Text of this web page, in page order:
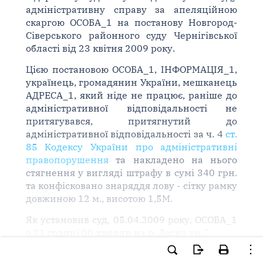
адміністративну справу за апеляційною
скаргою ОСОБА_1 на постанову Новгород-
Сіверського районного суду Чернігівської
області від 23 квітня 2009 року.
Цією постановою ОСОБА_1, ІНФОРМАЦІЯ_1,
українець, громадянин України, мешканець
АДРЕСА_1, який ніде не працює, раніше до
адміністративної відповідальності не
притягувався, притягнутий до
адміністративної відповідальності за ч. 4ст.
85 Кодексу України про адміністративні
правопорушеннята накладено на нього
стягнення у вигляді штрафу в сумі 340 грн.
та конфісковано знаряддя лову - сітку рамку
довжиною 12 м., висотою 1,5М.
Як установив суд, 05.04.2009 року, ОСОБА_1